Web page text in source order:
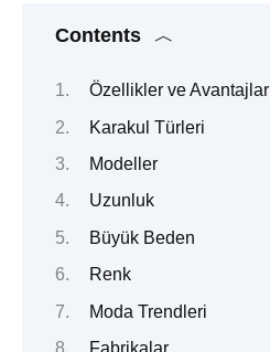
Contents
Özellikler ve Avantajlar
Karakul Türleri
Modeller
Uzunluk
Büyük Beden
Renk
Moda Trendleri
Fabrikalar